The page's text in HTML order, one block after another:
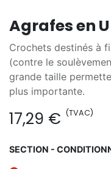
Agrafes en
Crochets destinés à
(contre le
grande taille
plus importante.
17,29 € (TVAC)
SECTION -